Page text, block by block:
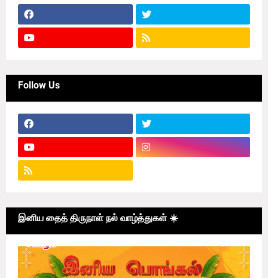
Follow Us
இனிய தைத் திருநாள் நல் வாழ்த்துகள் ☀️